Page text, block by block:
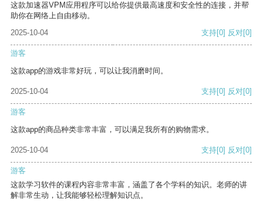
这款加速器VPM应用程序可以给你提供最高速度和安全性的连接，并帮
助你在网络上自由移动。
2025-10-04
支持[0] 反对[0]
游客
这款app的游戏非常好玩，可以让我消磨时间。
2025-10-04 支持[0] 反对[0]
游客
这款app的商品种类非常丰富，可以满足我所有的购物需求。
2025-10-04 支持[0] 反对[0]
游客
这款学习软件的课程内容非常丰富，涵盖了各个学科的知识。老师的讲
解非常生动，让我能够轻松理解知识点。